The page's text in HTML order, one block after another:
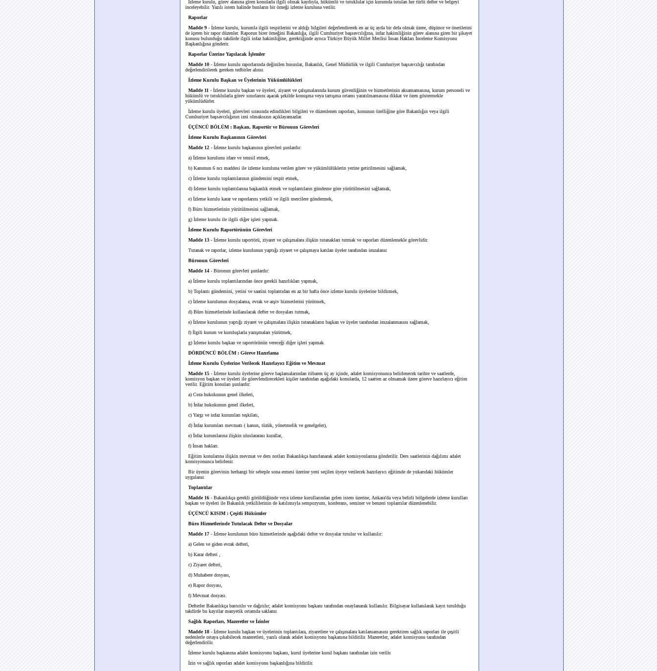
İzleme kurulu, görev alanına giren konularla ilgili olmak kaydıyla, hükümlü ve tutuklular için kurumda tutulan her türlü defter ve belgeyi
inceleyebilir. Yazılı istem halinde bunların bir örneği izleme kuruluna verilir.
Raporlar
Madde 9 - İzleme kurulu, kurumla ilgili tespitlerini ve aldığı bilgileri değerlendirerek en az üç ayda bir defa olmak üzere, düşünce ve önerilerini
de içeren bir rapor düzenler. Raporun birer örneğini Bakanlığa, ilgili Cumhuriyet başsavcılığına, infaz hakimliğinin görev alanına giren bir şikayet
konusu bulunduğu takdirde ilgili infaz hakimliğine, gerektiğinde ayrıca Türkiye Büyük Millet Meclisi İnsan Hakları İnceleme Komisyonu
Başkanlığına gönderir.
Raporlar Üzerine Yapılacak İşlemler
Madde 10 - İzleme kurulu raporlarında değinilen hususlar, Bakanlık, Genel Müdürlük ve ilgili Cumhuriyet başsavcılığı tarafından
değerlendirilerek gereken tedbirler alınır.
İzleme Kurulu Başkan ve Üyelerinin Yükümlülükleri
Madde 11 - İzleme kurulu başkan ve üyeleri, ziyaret ve çalışmalarında kurum güvenliğinin ve hizmetlerinin aksamamasına, kurum personeli ve
hükümlü ve tutuklularla görev sınırlarını aşacak şekilde konuşma veya tartışma ortamı yaratılmamasına dikkat ve özen göstermekle
yükümlüdürler.
İzleme kurulu üyeleri, görevleri sırasında edindikleri bilgileri ve düzenlenen raporları, konunun özelliğine göre Bakanlığın veya ilgili
Cumhuriyet başsavcılığının izni olmaksızın açıklayamazlar.
ÜÇÜNCÜ BÖLÜM : Başkan, Raportör ve Büronun Görevleri
İzleme Kurulu Başkanının Görevleri
Madde 12 - İzleme kurulu başkanının görevleri şunlardır:
a) İzleme kurulunu idare ve temsil etmek,
b) Kanunun 6 ncı maddesi ile izleme kuruluna verilen görev ve yükümlülüklerin yerine getirilmesini sağlamak,
c) İzleme kurulu toplantılarının gündemini tespit etmek,
d) İzleme kurulu toplantılarına başkanlık etmek ve toplantıların gündeme göre yürütülmesini sağlamak,
e) İzleme kurulu karar ve raporlarını yetkili ve ilgili mercilere göndermek,
f) Büro hizmetlerinin yürütülmesini sağlamak,
g) İzleme kurulu ile ilgili diğer işleri yapmak.
İzleme Kurulu Raportörünün Görevleri
Madde 13 - İzleme kurulu raportörü, ziyaret ve çalışmalara ilişkin tutanakları tutmak ve raporları düzenlemekle görevlidir.
Tutanak ve raporlar, izleme kurulunun yaptığı ziyaret ve çalışmaya katılan üyeler tarafından imzalanır.
Büronun Görevleri
Madde 14 - Büronun görevleri şunlardır:
a) İzleme kurulu toplantılarından önce gerekli hazırlıkları yapmak,
b) Toplantı gündemini, yerini ve saatini toplantıdan en az bir hafta önce izleme kurulu üyelerine bildirmek,
c) İzleme kurulunun dosyalama, evrak ve arşiv hizmetlerini yürütmek,
d) Büro hizmetlerinde kullanılacak defter ve dosyaları tutmak,
e) İzleme kurulunun yaptığı ziyaret ve çalışmalara ilişkin tutanakların başkan ve üyeler tarafından imzalanmasını sağlamak,
f) İlgili kurum ve kuruluşlarla yazışmaları yürütmek,
g) İzleme kurulu başkan ve raportörünün vereceği diğer işleri yapmak.
DÖRDÜNCÜ BÖLÜM : Göreve Hazırlama
İzleme Kurulu Üyelerine Verilecek Hazırlayıcı Eğitim ve Mevzuat
Madde 15 - İzleme kurulu üyelerine göreve başlamalarından itibaren üç ay içinde, adalet komisyonunca belirlenecek tarihte ve saatlerde,
komisyon başkan ve üyeleri ile görevlendirecekleri kişiler tarafından aşağıdaki konularda, 12 saatten az olmamak üzere göreve hazırlayıcı eğitim
verilir. Eğitim konuları şunlardır:
a) Ceza hukukunun genel ilkeleri,
b) İnfaz hukukunun genel ilkeleri,
c) Yargı ve infaz kurumları teşkilatı,
d) İnfaz kurumları mevzuatı ( kanun, tüzük, yönetmelik ve genelgeler),
e) İnfaz kurumlarına ilişkin uluslararası kurallar,
f) İnsan hakları.
Eğitim konularına ilişkin mevzuat ve ders notları Bakanlıkça hazırlanarak adalet komisyonlarına gönderilir. Ders saatlerinin dağılımı adalet
komisyonunca belirlenir.
Bir üyenin görevinin herhangi bir sebeple sona ermesi üzerine yeni seçilen üyeye verilecek hazırlayıcı eğitimde de yukarıdaki hükümler
uygulanır.
Toplantılar
Madde 16 - Bakanlıkça gerekli görüldüğünde veya izleme kurullarından gelen istem üzerine, Ankara'da veya belirli bölgelerde izleme kurulları
başkan ve üyeleri ile Bakanlık yetkililerinin de katılımıyla sempozyum, konferans, seminer ve benzeri toplantılar düzenlenebilir.
ÜÇÜNCÜ KISIM : Çeşitli Hükümler
Büro Hizmetlerinde Tutulacak Defter ve Dosyalar
Madde 17 - İzleme kurulunun büro hizmetlerinde aşağıdaki defter ve dosyalar tutulur ve kullanılır:
a) Gelen ve giden evrak defteri,
b) Karar defteri ,
c) Ziyaret defteri,
d) Muhabere dosyası,
e) Rapor dosyası,
f) Mevzuat dosyası.
Defterler Bakanlıkça bastırılır ve dağıtılır; adalet komisyonu başkanı tarafından onaylanarak kullanılır. Bilgisayar kullanılarak kayıt tutulduğu
takdirde bu kayıtlar manyetik ortamda saklanır.
Sağlık Raporları, Mazeretler ve İzinler
Madde 18 - İzleme kurulu başkan ve üyelerinin toplantılara, ziyaretlere ve çalışmalara katılamamasını gerektiren sağlık raporları ile çeşitli
nedenlerle ortaya çıkabilecek mazeretleri, yazılı olarak adalet komisyonu başkanına bildirilir. Mazeretler, adalet komisyonu tarafından
değerlendirilir.
İzleme kurulu başkanına adalet komisyonu başkanı, kurul üyelerine kurul başkanı tarafından izin verilir.
İzin ve sağlık raporları adalet komisyonu başkanlığına bildirilir.